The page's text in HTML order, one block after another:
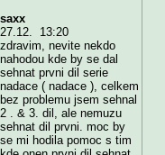
saxx
27.12. 13:20
zdravim, nevite nekdo
nahodou kde by se dal
sehnat prvni dil serie
nadace ( nadace ), celkem
bez problemu jsem sehnal
2 . & 3. dil, ale nemuzu
sehnat dil prvni. moc by
se mi hodila pomoc s tim